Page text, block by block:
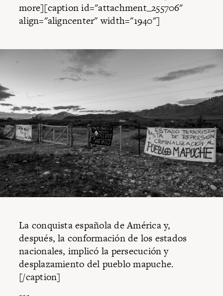
more][caption id="attachment_255706"
align="aligncenter" width="1940"]
La conquista española de América y,
después, la conformación de los estados
nacionales, implicó la persecución y
desplazamiento del pueblo mapuche.
[/caption]